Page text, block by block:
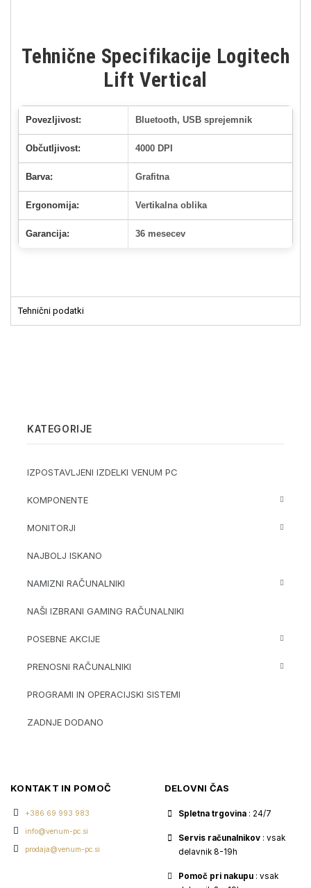
KATEGORIJE
IZPOSTAVLJENI IZDELKI VENUM PC
KOMPONENTE
MONITORJI
NAJBOLJ ISKANO
NAMIZNI RAČUNALNIKI
NAŠI IZBRANI GAMING RAČUNALNIKI
POSEBNE AKCIJE
PRENOSNI RAČUNALNIKI
PROGRAMI IN OPERACIJSKI SISTEMI
ZADNJE DODANO
Tehnične Specifikacije Logitech
Lift Vertical
Povezljivost: Bluetooth, USB sprejemnik
Občutljivost: 4000 DPI
Barva: Grafitna
Ergonomija: Vertikalna oblika
Garancija: 36 mesecev
Tehnični podatki
KONTAKT IN POMOČ
+386 69 993 983
info@venum-pc.si
prodaja@venum-pc.si
DELOVNI ČAS
Spletna trgovina: 24/7
Servis računalnikov: vsak
delavnik 8-19h
Pomoč pri nakupu: vsak